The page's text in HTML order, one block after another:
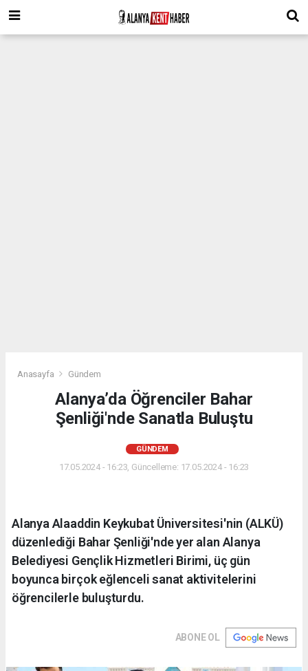
Anasayfa Gündem
Alanya’da Öğrenciler Bahar
Şenliği'nde Sanatla Buluştu
GÜNDEM
17.05.2024 - 16:23, Güncelleme: 17.05.2024 - 16:23
Alanya Alaaddin Keykubat Üniversitesi'nin (ALKÜ)
düzenlediği Bahar Şenliği'nde yer alan Alanya
Belediyesi Gençlik Hizmetleri Birimi, üç gün
boyunca birçok eğlenceli sanat aktivitelerini
öğrencilerle buluşturdu.
ABONE OL